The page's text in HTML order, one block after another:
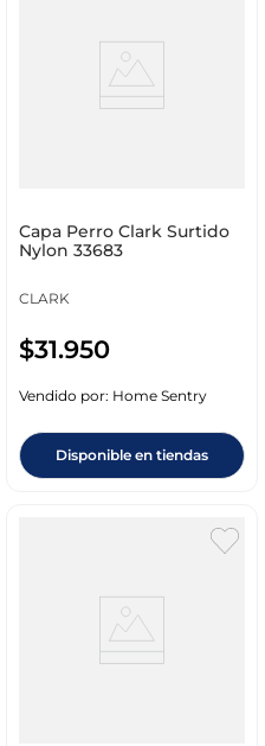
Capa Perro Clark Surtido
Nylon 33683
CLARK
$31.950
Vendido por: Home Sentry
Disponible en tiendas